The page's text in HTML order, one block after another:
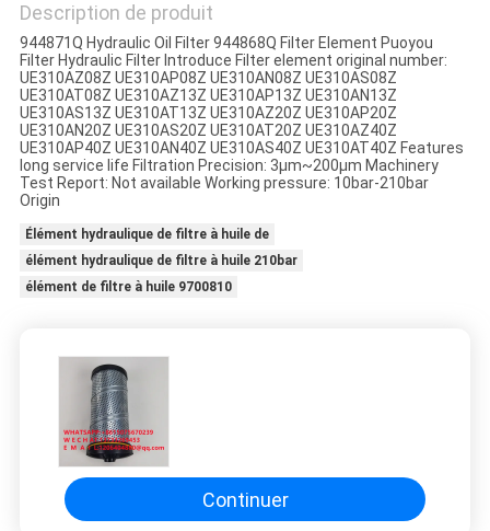
PRIVACY
POLICY
Description de produit
944871Q Hydraulic Oil Filter 944868Q Filter Element Puoyou
Filter Hydraulic Filter Introduce Filter element original number:
UE310AZ08Z UE310AP08Z UE310AN08Z UE310AS08Z
UE310AT08Z UE310AZ13Z UE310AP13Z UE310AN13Z
UE310AS13Z UE310AT13Z UE310AZ20Z UE310AP20Z
UE310AN20Z UE310AS20Z UE310AT20Z UE310AZ40Z
UE310AP40Z UE310AN40Z UE310AS40Z UE310AT40Z Features
long service life Filtration Precision: 3μm~200μm Machinery
Test Report: Not available Working pressure: 10bar-210bar
Origin
Élément hydraulique de filtre à huile de
élément hydraulique de filtre à huile 210bar
élément de filtre à huile 9700810
Continuer